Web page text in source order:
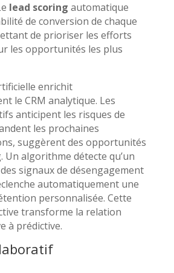
lead scoring automatique
de conversion de chaque
de prioriser les efforts
les opportunités les plus
enrichit
le CRM analytique. Les
anticipent les risques de
les prochaines
suggèrent des opportunités
Un algorithme détecte qu’un
signaux de désengagement
automatiquement une
personnalisée. Cette
transforme la relation
à prédictive.